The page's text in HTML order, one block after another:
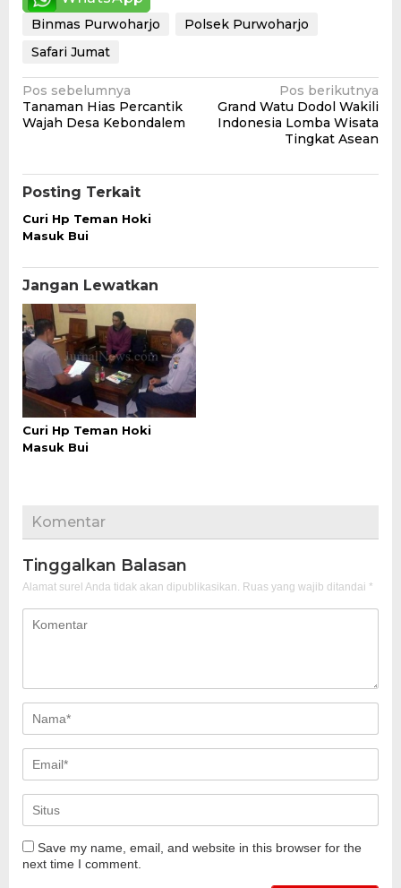
Binmas Purwoharjo
Polsek Purwoharjo
Safari Jumat
Navigasi
pos
Pos sebelumnya
Tanaman Hias Percantik
Wajah Desa Kebondalem
Pos berikutnya
Grand Watu Dodol Wakili
Indonesia Lomba Wisata
Tingkat Asean
Posting Terkait
Curi Hp Teman Hoki
Masuk Bui
Jangan Lewatkan
Curi Hp Teman Hoki
Masuk Bui
Komentar
Tinggalkan Balasan
Alamat surel Anda tidak akan dipublikasikan. Ruas yang wajib ditandai *
Save my name, email, and website in this browser for the
next time I comment.